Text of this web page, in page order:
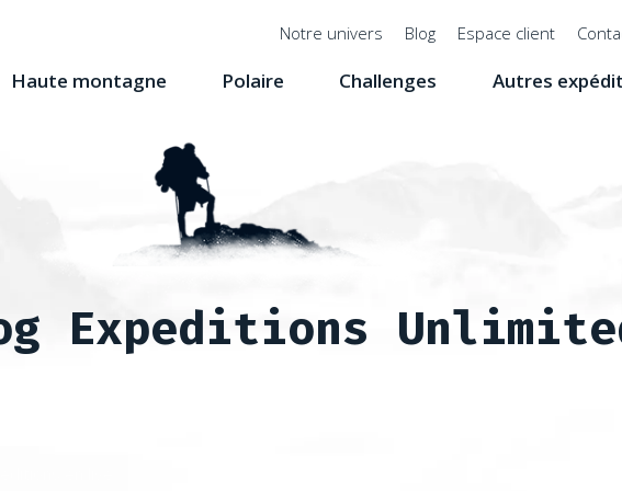
Menu
Notre univers Blog Espace client
Haute montagne Polaire Challenges Autres
Expeditions